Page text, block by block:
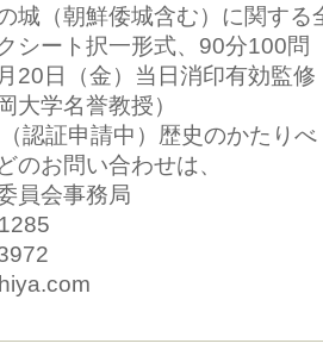
（朝鮮倭城含む）に関する
ート択一形式、90分100問
20日（金）当日消印有効監
大学名誉教授）
認証申請中）歴史のかたりべ
のお問い合わせは、
員会事務局